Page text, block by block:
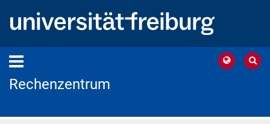
Rechenzentrum